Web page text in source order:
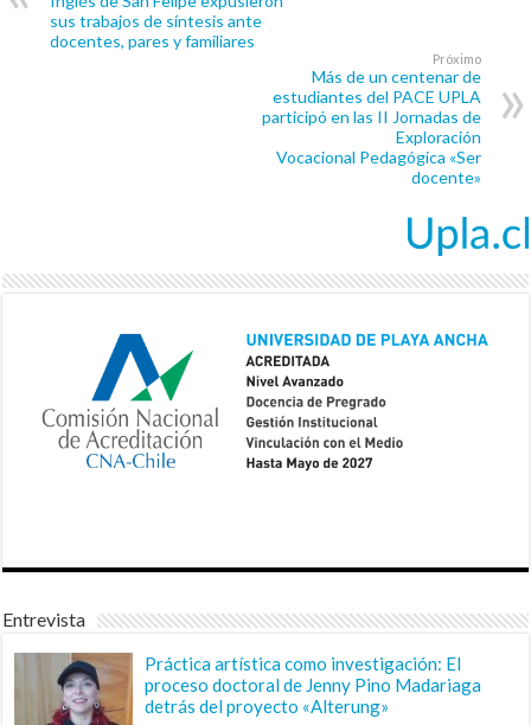
sus trabajos de síntesis ante
docentes, pares y familiares
Próximo
Más de un centenar de
estudiantes del PACE UPLA
participó en las II Jornadas de
Exploración
Vocacional Pedagógica «Ser
docente»
Entrevista
Práctica artística como investigación: El
proceso doctoral de Jenny Pino Madariaga
detrás del proyecto «Alterung»